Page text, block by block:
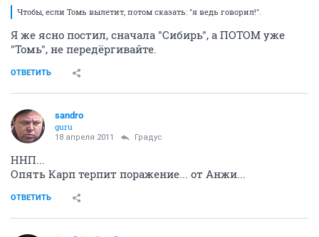
Чтобы, если Томь вылетит, потом сказать: "я ведь говорил!".
Я же ясно постил, сначала "Сибирь", а ПОТОМ уже
"Томь", не передёргивайте.
ОТВЕТИТЬ
sandro
guru
18 апреля 2011 Градус
ННП...
Опять Карп терпит поражение... от Анжи...
ОТВЕТИТЬ